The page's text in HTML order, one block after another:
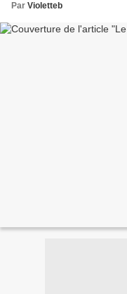
Par Violetteb